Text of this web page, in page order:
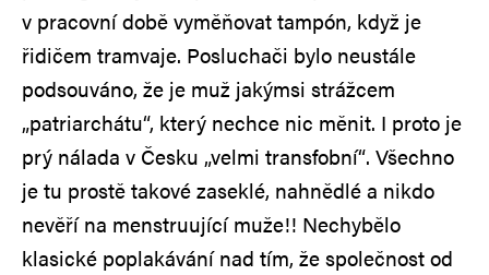
v pracovní době vyměňovat tampón, když je
řidičem tramvaje. Posluchači bylo neustále
podsouváno, že je muž jakýmsi strážcem
„patriarchátu“, který nechce nic měnit. I proto je
prý nálada v Česku „velmi transfobní“. Všechno
je tu prostě takové zaseklé, nahnědlé a nikdo
nevěří na menstruující muže!! Nechybělo
klasické poplakávání nad tím, že společnost od